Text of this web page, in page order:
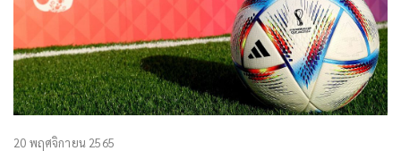
หรือไม่นั้น
20 พฤศจิกายน 2565